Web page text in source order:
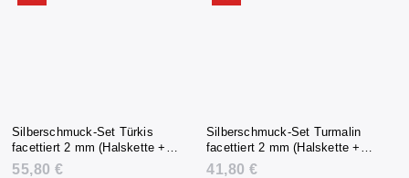
Silberschmuck-Set Türkis
facettiert 2 mm (Halskette +
Armband + Ohrringe)
55,80 €
Silberschmuck-Set Turmalin
facettiert 2 mm (Halskette +
Armband + Ohrringe)
41,80 €